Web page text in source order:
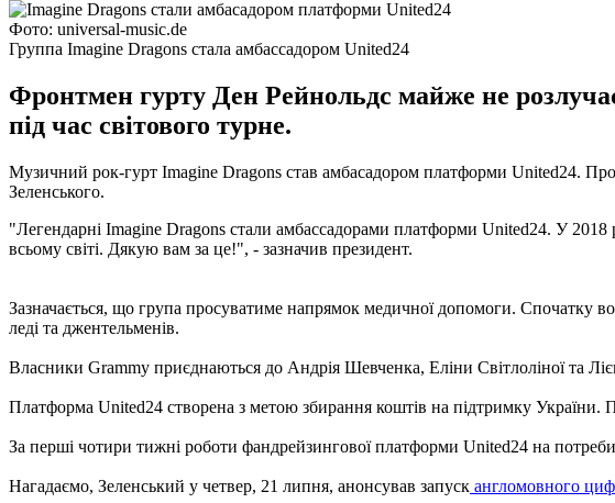
Фото: universal-music.de
Группа Imagine Dragons стала амбассадором United24
Фронтмен гурту Ден Рейнольдс майже не
під час світового турне.
Музичний рок-гурт Imagine Dragons став амбасадором платформи United24.
Зеленського.
"Легендарні Imagine Dragons стали амбассадорами платформи United24. У
всьому світі. Дякую вам за це!", - зазначив президент.
Зазначається, що група просуватиме напрямок медичної допомоги. Спочатку
леді та джентельменів.
Власники Grammy приєднаються до Андрія Шевченка, Еліни Світлоліної та
Платформа United24 створена з метою збирання коштів на підтримку
За перші чотири тижні роботи фандрейзингової платформи United24 на
Нагадаємо, Зеленський у четвер, 21 липня, анонсував запуск англомовного